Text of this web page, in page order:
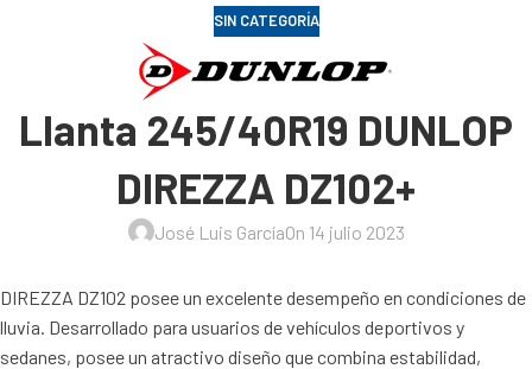
SIN CATEGORÍA
Llanta 245/40R19 DUNLOP
DIREZZA DZ102+
José Luis GarcíaOn 14 julio 2023
DIREZZA DZ102 posee un excelente desempeño en condiciones de
lluvia. Desarrollado para usuarios de vehículos deportivos y
sedanes, posee un atractivo diseño que combina estabilidad,